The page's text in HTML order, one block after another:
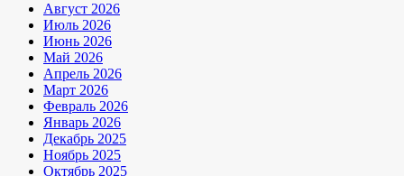
Август 2026
Июль 2026
Июнь 2026
Май 2026
Апрель 2026
Март 2026
Февраль 2026
Январь 2026
Декабрь 2025
Ноябрь 2025
Октябрь 2025